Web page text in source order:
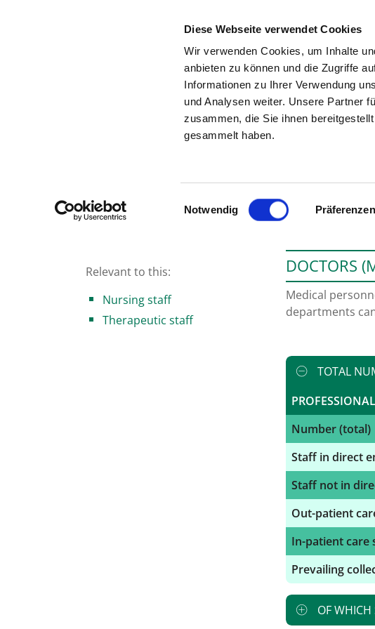
Diese Webseite verwendet Cookies
Wir verwenden Cookies, um Inhalte
anbieten zu können und die Zugriffe
Informationen zu Ihrer Verwendung
und Analysen weiter. Unsere Partner
zusammen, die Sie ihnen
gesammelt haben.
Einwilligungsauswahl
Notwendig Präferenzen
To the hospital’s home page
Relevant to this:
Nursing staff
Therapeutic staff
DOCTORS
Medical
departments
TOTAL
Number (total)
Staff in direct
Staff not in
Out-patient
In-patient care
Prevailing
OF WHICH